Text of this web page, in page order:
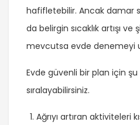
hafifletebilir. Ancak damar
da belirgin sıcaklık artışı
mevcutsa evde denemeyi
Evde güvenli bir plan için şu
sıralayabilirsiniz.
Ağrıyı artıran aktiviteleri